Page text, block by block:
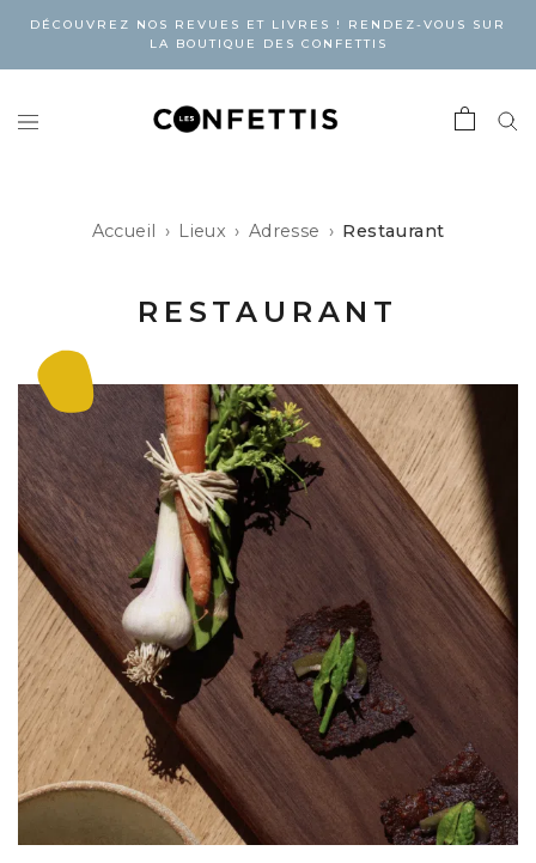
DÉCOUVREZ NOS REVUES ET LIVRES ! RENDEZ-VOUS SUR
LA BOUTIQUE DES CONFETTIS
Accueil Lieux Adresse Restaurant
RESTAURANT